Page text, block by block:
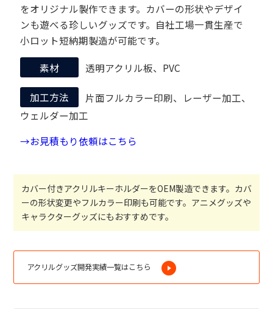
をオリジナル製作できます。カバーの形状やデザイ
ンも遊べる珍しいグッズです。自社工場一貫生産で
小ロット短納期製造が可能です。
素材 透明アクリル板、PVC
加工方法
片面フルカラー印刷、レーザー加工、
ウェルダー加工
→お見積もり依頼はこちら
カバー付きアクリルキーホルダーをOEM製造できます。カバ
ーの形状変更やフルカラー印刷も可能です。アニメグッズや
キャラクターグッズにもおすすめです。
アクリルグッズ開発実績一覧はこちら